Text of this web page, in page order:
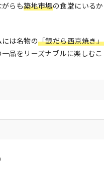
がらも築地市場の食堂にいる
は名物の「銀だら西京焼き
品をリーズナブルに楽しむこ